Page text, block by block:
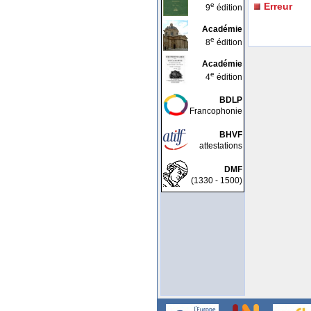
9e édition
Académie
8e édition
Académie
4e édition
BDLP
Francophonie
BHVF
attestations
DMF
(1330 - 1500)
Erreur